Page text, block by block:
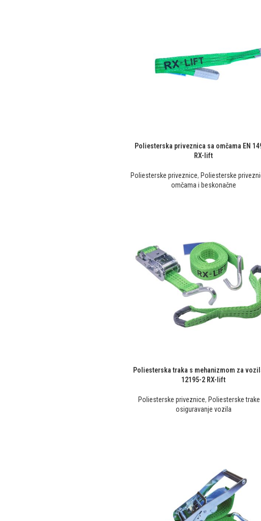
Poliesterska priveznica sa omčama EN
RX-lift
Poliesterske priveznice, Poliesterske
omčama i beskonačne
Poliesterska traka s mehanizmom za
12195-2 RX-lift
Poliesterske priveznice,Poliesterske trake
osiguravanje vozila